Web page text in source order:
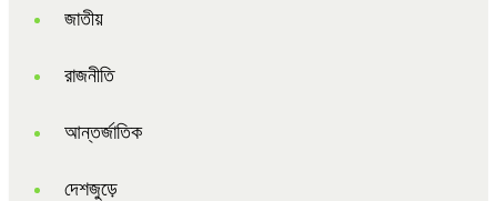
জাতীয়
রাজনীতি
আন্তর্জাতিক
দেশজুড়ে